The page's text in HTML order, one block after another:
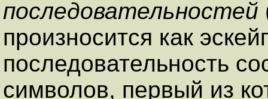
последовательностей
произносится как
последовательность
символов, первый из